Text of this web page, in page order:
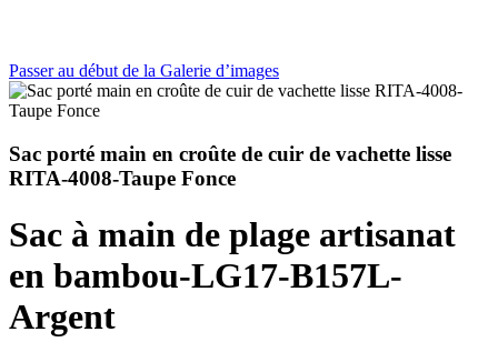
Passer au début de la Galerie d’images
Sac porté main en croûte de cuir de vachette lisse
RITA-4008-Taupe Fonce
Sac à main de plage artisanat
en bambou-LG17-B157L-
Argent